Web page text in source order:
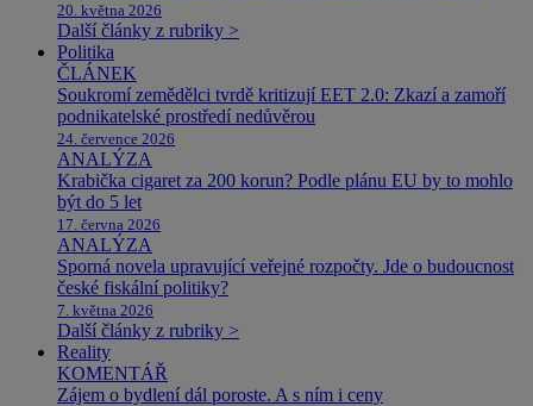
20. května 2026
Další články z rubriky >
Politika
ČLÁNEK
Soukromí zemědělci tvrdě kritizují EET 2.0: Zkazí a zamoří
podnikatelské prostředí nedůvěrou
24. července 2026
ANALÝZA
Krabička cigaret za 200 korun? Podle plánu EU by to mohlo
být do 5 let
17. června 2026
ANALÝZA
Sporná novela upravující veřejné rozpočty. Jde o budoucnost
české fiskální politiky?
7. května 2026
Další články z rubriky >
Reality
KOMENTÁŘ
Zájem o bydlení dál poroste. A s ním i ceny